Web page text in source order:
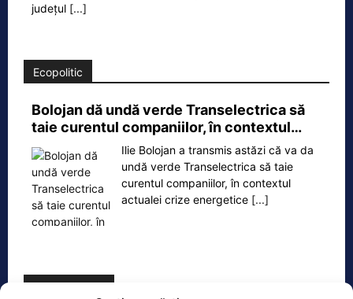
județul [...]
Ecopolitic
Bolojan dă undă verde Transelectrica să
taie curentul companiilor, în contextul…
Ilie Bolojan a transmis astăzi că va da
undă verde Transelectrica să taie
curentul companiilor, în contextul
actualei crize energetice [...]
Oficiul de Știri